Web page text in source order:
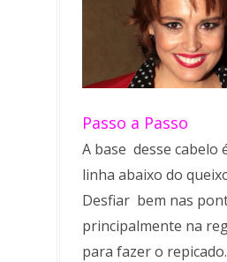
Passo a Passo
A base desse cabelo
linha abaixo do
Desfiar bem nas
principalmente na
para fazer o repicado.